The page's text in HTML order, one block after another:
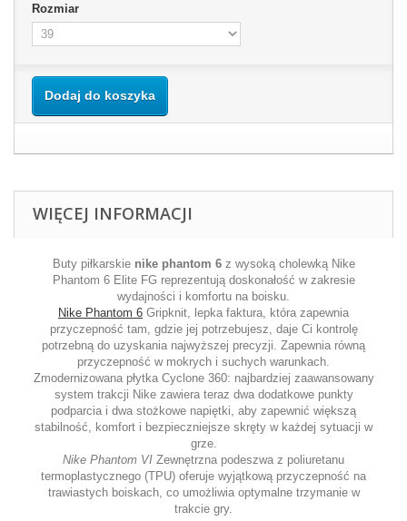
Rozmiar
Dodaj do koszyka
WIĘCEJ INFORMACJI
Buty piłkarskie nike phantom 6z wysoką cholewką Nike
Phantom 6 Elite FG reprezentują doskonałość w zakresie
wydajności i komfortu na boisku.
Nike Phantom 6 Gripknit, lepka faktura, która zapewnia
przyczepność tam, gdzie jej potrzebujesz, daje Ci kontrolę
potrzebną do uzyskania najwyższej precyzji. Zapewnia równą
przyczepność w mokrych i suchych warunkach.
Zmodernizowana płytka Cyclone 360: najbardziej zaawansowany
system trakcji Nike zawiera teraz dwa dodatkowe punkty
podparcia i dwa stożkowe napiętki, aby zapewnić większą
stabilność, komfort i bezpieczniejsze skręty w każdej sytuacji w
grze.
Nike Phantom VI Zewnętrzna podeszwa z poliuretanu
termoplastycznego (TPU) oferuje wyjątkową przyczepność na
trawiastych boiskach, co umożliwia optymalne trzymanie w
trakcie gry.